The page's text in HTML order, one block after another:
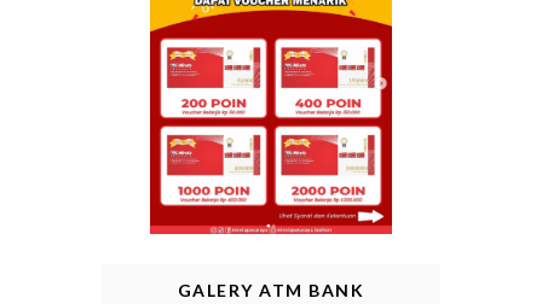
GALERY ATM BANK